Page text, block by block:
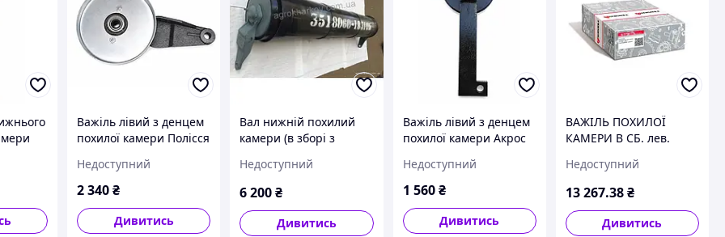
Важіль лівий з денцем
похилої камери Полісся
Недоступний
2 340₴
Дивитись
Вал нижній похилий
камери (в зборі з
Недоступний
6 200₴
Дивитись
Важіль лівий з денцем
похилої камери Акрос
Недоступний
1 560 ₴
Дивитись
ВАЖІЛЬ ПОХИЛОЇ
КАМЕРИ В СБ. лев.
Недоступний
13 267.38₴
Дивитись